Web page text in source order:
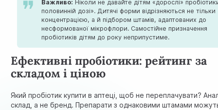
Важливо: Ніколи не давайте дітям «дорослі»
половинній дозі». Дитячі форми відрізняються не тільки
концентрацією, а й підбором штамів, адаптованих до
несформованої мікрофлори. Самостійне призначення
пробіотиків дітям до року неприпустиме.
Ефективні пробіотики: рейтинг за
складом і ціною
Який пробіотик купити в аптеці, щоб не переплачувати?
склад, а не бренд. Препарати з однаковими штамами